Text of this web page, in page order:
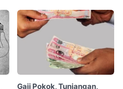
Gaji Pokok, Tunjangan,